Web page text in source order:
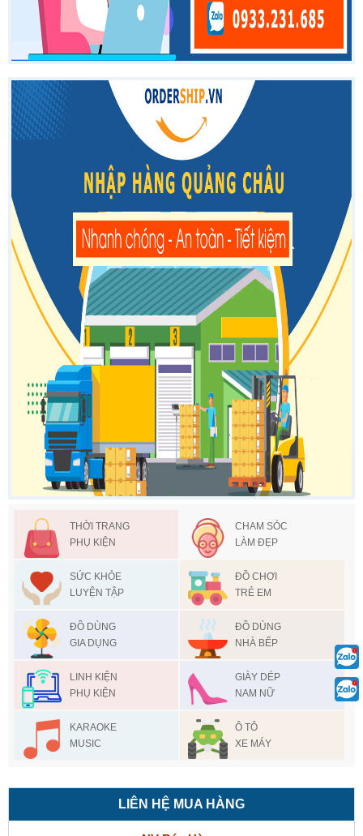
THỜI TRANG
PHỤ KIỆN
CHAM SÓC
LÀM ĐẸP
SỨC KHỎE
LUYỆN TẬP
ĐỒ CHƠI
TRẺ EM
ĐỒ DÙNG
GIA DỤNG
ĐỒ DÙNG
NHÀ BẾP
LINH KIỆN
PHỤ KIỆN
GIÀY DÉP
NAM NỮ
KARAOKE
MUSIC
Ô TÔ
XE MÁY
LIÊN HỆ MUA HÀNG